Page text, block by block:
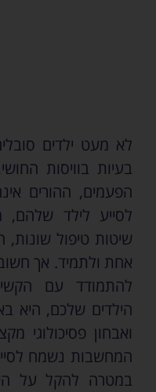
לא מעט ילדים
בעיות בוויסות
הפעמים, ההורים
לסייע לילד שלהם,
שיטות טיפול
אחת ולתמיד. אך חשוב
להתמודד עם
הילדים שלכם, היא
ואבחון פסיכולוגי
המחשבות נשמח
במטרה להקל על